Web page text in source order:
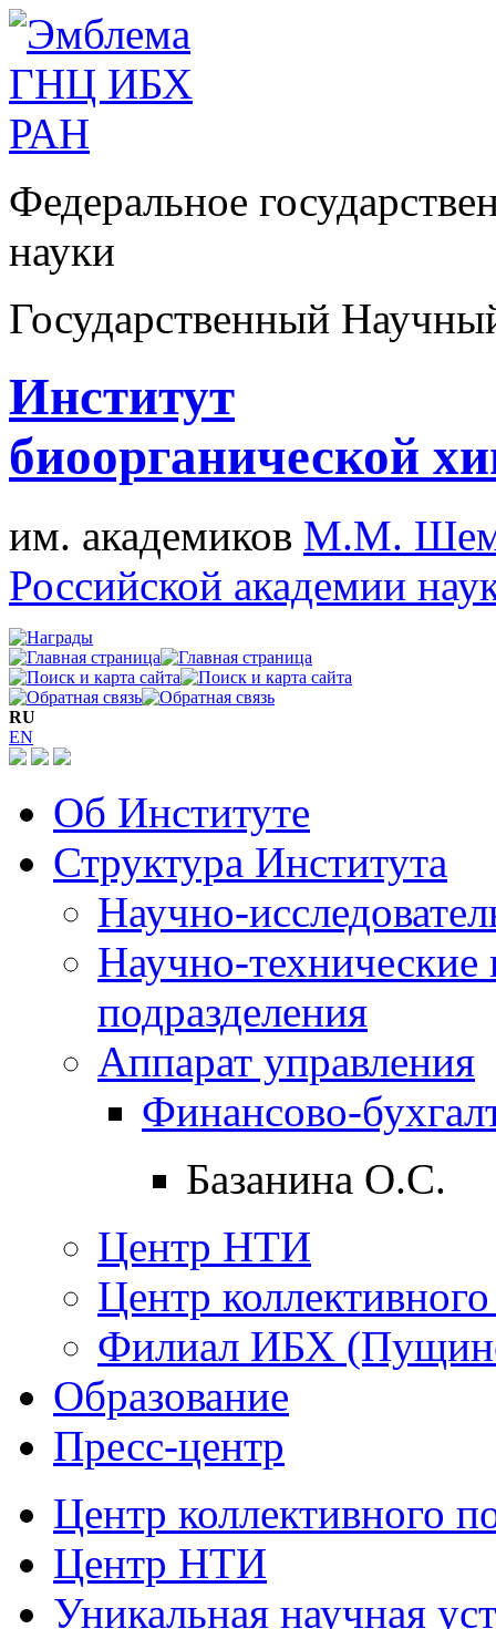
Федеральное
науки
Государственный
Институт
биоорганической
им. академиков М.М.
Российской академии
RU
EN
Об Институте
Структура Института
Научно-
Научно-технические
подразделения
Аппарат управления
Финансово-
Базанина О.С.
Центр НТИ
Центр
Филиал ИБХ
Образование
Пресс-центр
Центр коллективного
Центр НТИ
Уникальная научная